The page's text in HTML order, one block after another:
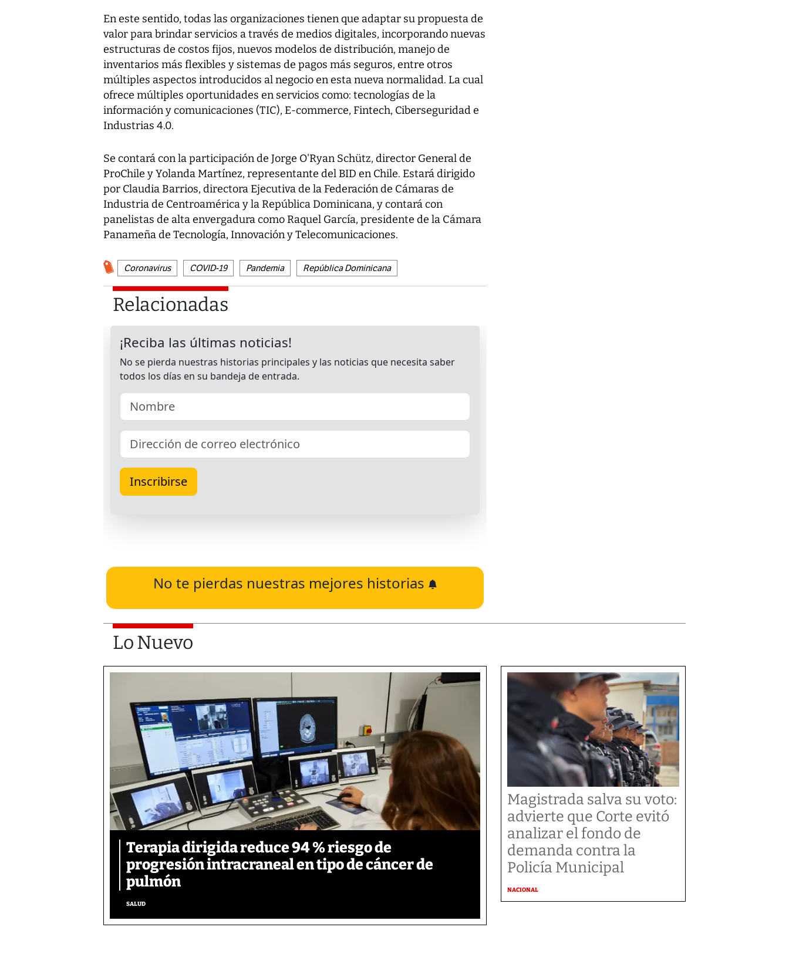
En este sentido, todas las organizaciones tienen que adaptar su propuesta de
valor para brindar servicios a través de medios digitales, incorporando nuevas
estructuras de costos fijos, nuevos modelos de distribución, manejo de
inventarios más flexibles y sistemas de pagos más seguros, entre otros
múltiples aspectos introducidos al negocio en esta nueva normalidad. La cual
ofrece múltiples oportunidades en servicios como: tecnologías de la
información y comunicaciones (TIC), E-commerce, Fintech, Ciberseguridad e
Industrias 4.0.
Se contará con la participación de Jorge O'Ryan Schütz, director General de
ProChile y Yolanda Martínez, representante del BID en Chile. Estará dirigido
por Claudia Barrios, directora Ejecutiva de la Federación de Cámaras de
Industria de Centroamérica y la República Dominicana, y contará con
panelistas de alta envergadura como Raquel García, presidente de la Cámara
Panameña de Tecnología, Innovación y Telecomunicaciones.
Coronavirus COVID-19 Pandemia República Dominicana
Relacionadas
No te pierdas nuestras mejores historias
Lo Nuevo
Terapia dirigida reduce 94 % riesgo de
progresión intracraneal en tipo de cáncer de
pulmón
SALUD
Magistrada salva su voto:
advierte que Corte evitó
analizar el fondo de
demanda contra la
Policía Municipal
NACIONAL